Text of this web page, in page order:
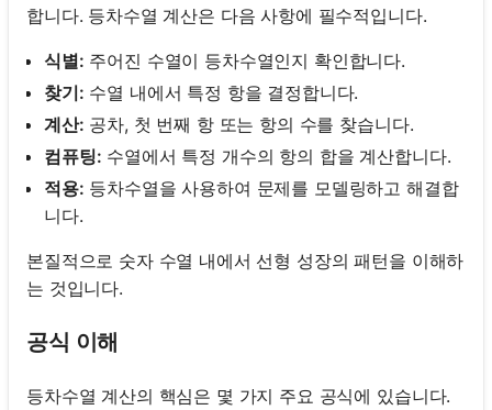
합니다. 등차수열 계산은 다음 사항에 필수적입니다.
식별: 주어진 수열이 등차수열인지 확인합니다.
찾기: 수열 내에서 특정 항을 결정합니다.
계산: 공차, 첫 번째 항 또는 항의 수를 찾습니다.
컴퓨팅: 수열에서 특정 개수의 항의 합을 계산합니다.
적용: 등차수열을 사용하여 문제를 모델링하고 해결합
니다.
본질적으로 숫자 수열 내에서 선형 성장의 패턴을 이해하
는 것입니다.
공식 이해
등차수열 계산의 핵심은 몇 가지 주요 공식에 있습니다.